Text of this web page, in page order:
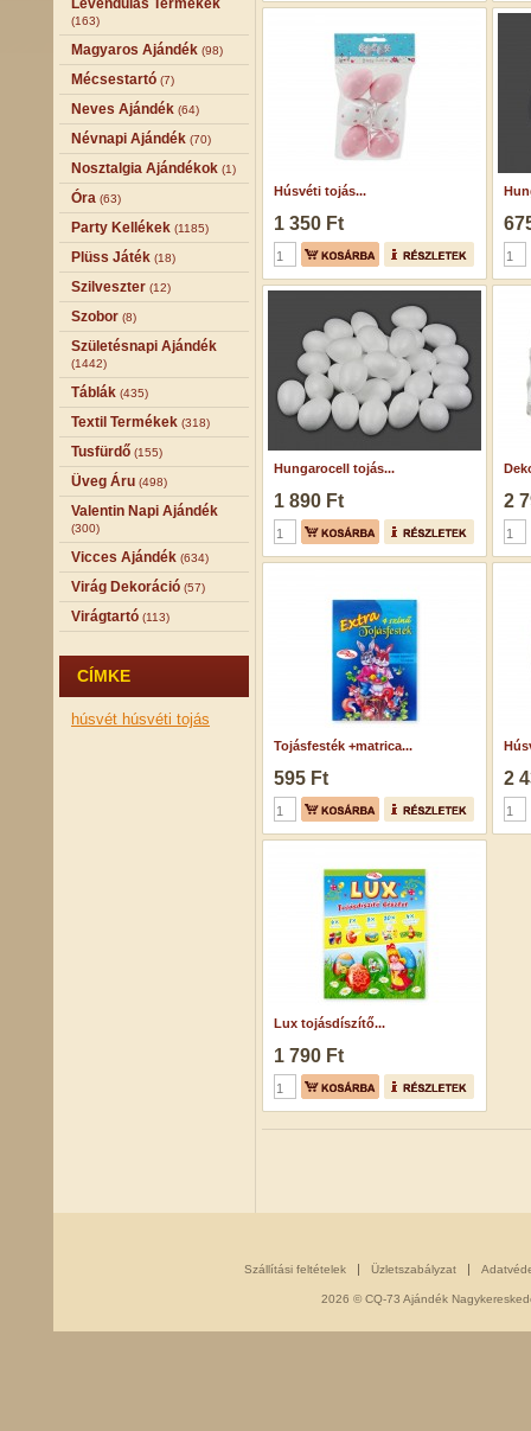
Levendulás Termékek
(163)
Magyaros Ajándék (98)
Mécsestartó (7)
Neves Ajándék (64)
Névnapi Ajándék (70)
Nosztalgia Ajándékok (1)
Óra (63)
Party Kellékek (1185)
Plüss Játék (18)
Szilveszter (12)
Szobor (8)
Születésnapi Ajándék
(1442)
Táblák (435)
Textil Termékek (318)
Tusfürdő (155)
Üveg Áru (498)
Valentin Napi Ajándék
(300)
Vicces Ajándék (634)
Virág Dekoráció (57)
Virágtartó (113)
CÍMKE
húsvét húsvéti tojás
Húsvéti tojás...
1 350 Ft
Hungarocell tojás...
1 890 Ft 2
Tojásfesték +matrica...
595 Ft 2
Lux tojásdíszítő...
1 790 Ft
Szállítási feltételek Üzletszabályzat
2026 © CQ-73 Ajándék